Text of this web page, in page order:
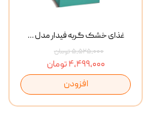
غذای خشک گربه فیدار مدل Adult وزن 10 کیلوگرم
۵,۵۲۵,۰۰۰ تومان
۴,۴۹۹,۰۰۰ تومان
افزودن